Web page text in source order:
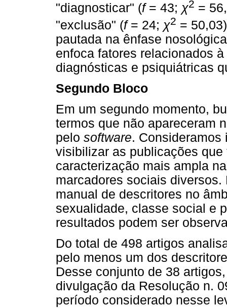
"diagnosticar" (f= 43; χ2 =
"exclusão" (f= 24; χ2 =
pautada na ênfase
enfoca fatores relacionados
diagnósticas e psiquiátricas
Segundo Bloco
Em um segundo momento,
termos que não apareceram
pelo software. Consideramos
visibilizar as publicações
caracterização mais ampla
marcadores sociais
manual de descritores no
sexualidade, classe social e
resultados podem ser
Do total de 498 artigos
pelo menos um dos
Desse conjunto de 38
divulgação da Resolução n.
período considerado nesse